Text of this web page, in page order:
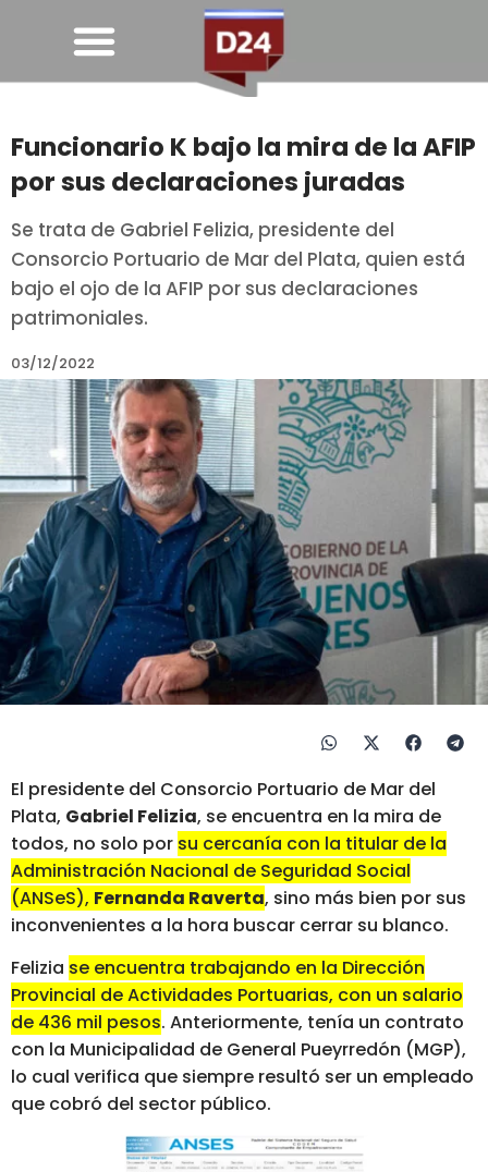
Funcionario K bajo la mira de la AFIP
por sus declaraciones juradas
Se trata de Gabriel Felizia, presidente del
Consorcio Portuario de Mar del Plata, quien está
bajo el ojo de la AFIP por sus declaraciones
patrimoniales.
03/12/2022
El presidente del Consorcio Portuario de Mar del
Plata, Gabriel Felizia, se encuentra en la mira de
todos, no solo por su cercanía con la titular de la
Administración Nacional de Seguridad Social
(ANSeS), Fernanda Raverta, sino más bien por sus
inconvenientes a la hora buscar cerrar su blanco.
Felizia se encuentra trabajando en la Dirección
Provincial de Actividades Portuarias, con un salario
de 436 mil pesos. Anteriormente, tenía un contrato
con la Municipalidad de General Pueyrredón (MGP),
lo cual verifica que siempre resultó ser un empleado
que cobró del sector público.